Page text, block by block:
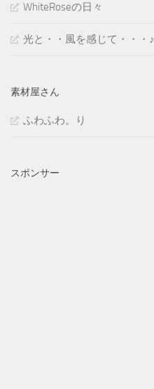
WhiteRoseの日々
光と・・風を感じて・・・♪
素材屋さん
ふわふわ。り
スポンサー